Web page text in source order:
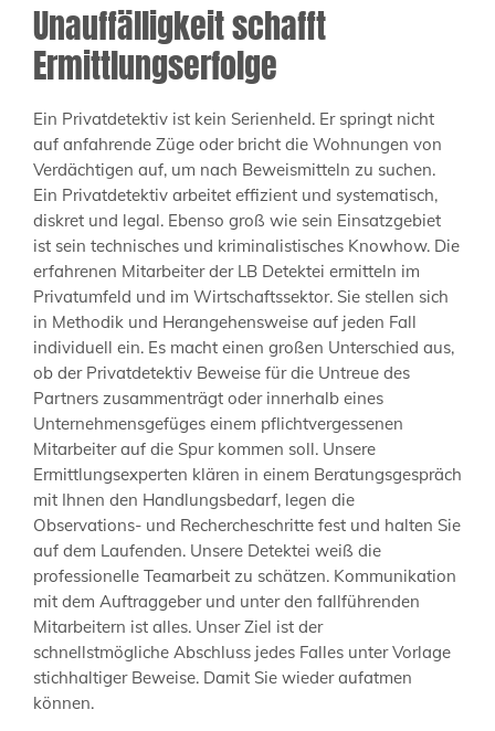
Unauffälligkeit schafft
Ermittlungserfolge
Ein Privatdetektiv ist kein Serienheld. Er springt nicht
auf anfahrende Züge oder bricht die Wohnungen von
Verdächtigen auf, um nach Beweismitteln zu suchen.
Ein Privatdetektiv arbeitet effizient und systematisch,
diskret und legal. Ebenso groß wie sein Einsatzgebiet
ist sein technisches und kriminalistisches Knowhow. Die
erfahrenen Mitarbeiter der LB Detektei ermitteln im
Privatumfeld und im Wirtschaftssektor. Sie stellen sich
in Methodik und Herangehensweise auf jeden Fall
individuell ein. Es macht einen großen Unterschied aus,
ob der Privatdetektiv Beweise für die Untreue des
Partners zusammenträgt oder innerhalb eines
Unternehmensgefüges einem pflichtvergessenen
Mitarbeiter auf die Spur kommen soll. Unsere
Ermittlungsexperten klären in einem Beratungsgespräch
mit Ihnen den Handlungsbedarf, legen die
Observations- und Rechercheschritte fest und halten Sie
auf dem Laufenden. Unsere Detektei weiß die
professionelle Teamarbeit zu schätzen. Kommunikation
mit dem Auftraggeber und unter den fallführenden
Mitarbeitern ist alles. Unser Ziel ist der
schnellstmögliche Abschluss jedes Falles unter Vorlage
stichhaltiger Beweise. Damit Sie wieder aufatmen
können.